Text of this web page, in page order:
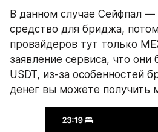
В данном случае Сейфпал —
средство для бриджа,
провайдеров тут только
заявление сервиса, что они
USDT, из-за особенностей
денег вы можете получить